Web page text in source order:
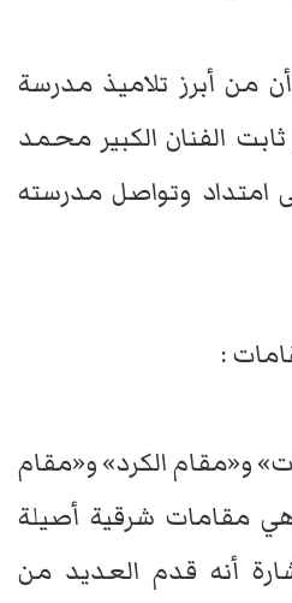
من أبرز تلاميذ مدرسة
الفنان الكبير محمد
امتداد وتواصل مدرسته
:
و«مقام الكرد» و«مقام
مقامات شرقية أصيلة
أنه قدم العديد من